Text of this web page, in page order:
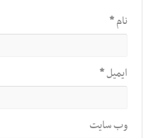
نام*
ایمیل*
وب‌ سایت